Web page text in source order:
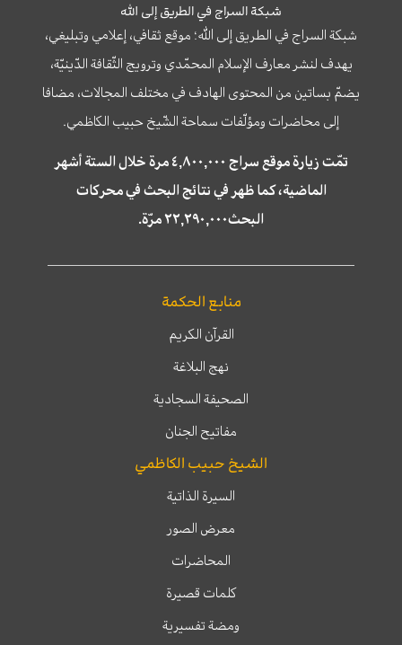
شبكة السراج في الطريق إلى الله
شبكة السراج في الطريق إلى الله؛ موقع ثقافي، إعلامي وتبليغي،
يهدف لنشر معارف الإسلام المحمّدي وترويج الثّقافة الدّينيّة،
يضمّ بساتين من المحتوى الهادف في مختلف المجالات، مضافا
إلى محاضرات ومؤلّفات سماحة الشّيخ حبيب الكاظمي.
تمّت زيارة موقع سراج ٤,٨٠٠,٠٠٠ مرة خلال الستة أشهر
الماضية، كما ظهر في نتائج البحث في محركات
البحث٢٢,٢٩٠,٠٠٠ مرّة.
منابع الحكمة
القرآن الكريم
نهج البلاغة
الصحيفة السجادية
مفاتيح الجنان
الشيخ حبيب الكاظمي
السيرة الذاتية
معرض الصور
المحاضرات
كلمات قصيرة
ومضة تفسيرية